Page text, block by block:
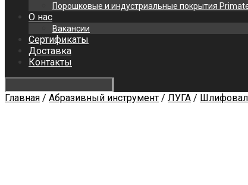
Порошковые и индустриальные покрытия
О нас
Вакансии
Сертификаты
Доставка
Контакты
Главная / Абразивный инструмент / ЛУГА /